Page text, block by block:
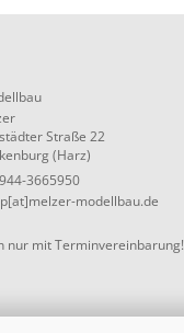
Straße 22
(Harz)
3665950
modellbau.de
nur mit Terminvereinbarung!